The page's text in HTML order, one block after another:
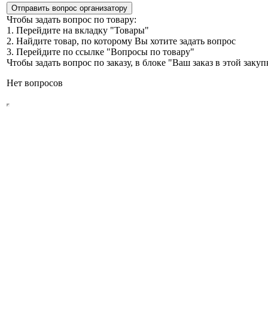
Отправить вопрос организатору
Чтобы задать вопрос по товару:
1. Перейдите на вкладку "Товары"
2. Найдите товар, по которому Вы хотите задать вопрос
3. Перейдите по ссылке "Вопросы по товару"
Чтобы задать вопрос по заказу, в блоке "Ваш заказ в этой
Нет вопросов